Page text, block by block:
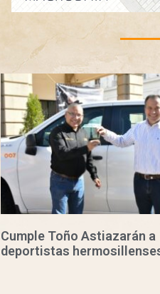
Cumple Toño Astiazarán a
deportistas